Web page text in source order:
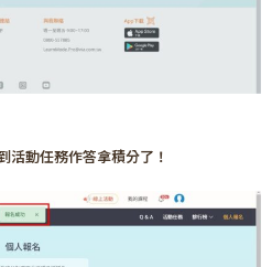
活動任務作答拿積分了！